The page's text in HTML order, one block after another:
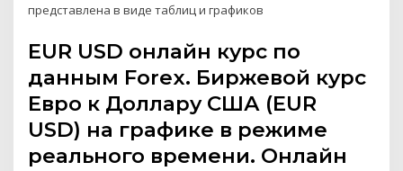
представлена в виде таблиц и графиков
EUR USD онлайн курс по
данным Forex. Биржевой курс
Евро к Доллару США (EUR
USD) на графике в режиме
реального времени. Онлайн